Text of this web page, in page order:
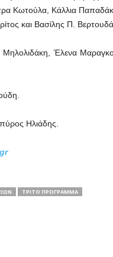
Κωτούλα, Κάλλια
και Βασίλης Π.
Έλενα
Ηλιάδης.
ΤΡΊΤΟ ΠΡΌΓΡΑΜΜΑ